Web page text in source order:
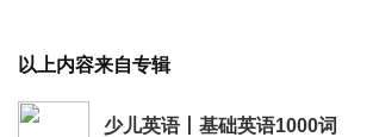
此音频为书中100个单词的
章节顺序，让您的孩子学会纯正的英式发
以上内容来自专辑
少儿英语丨基础英语1000词